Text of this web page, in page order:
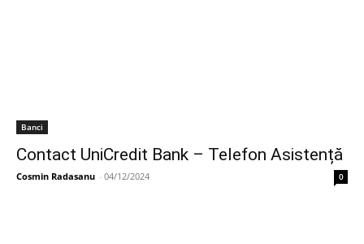
Banci
Contact UniCredit Bank – Telefon Asistență
Cosmin Radasanu - 04/12/2024 0